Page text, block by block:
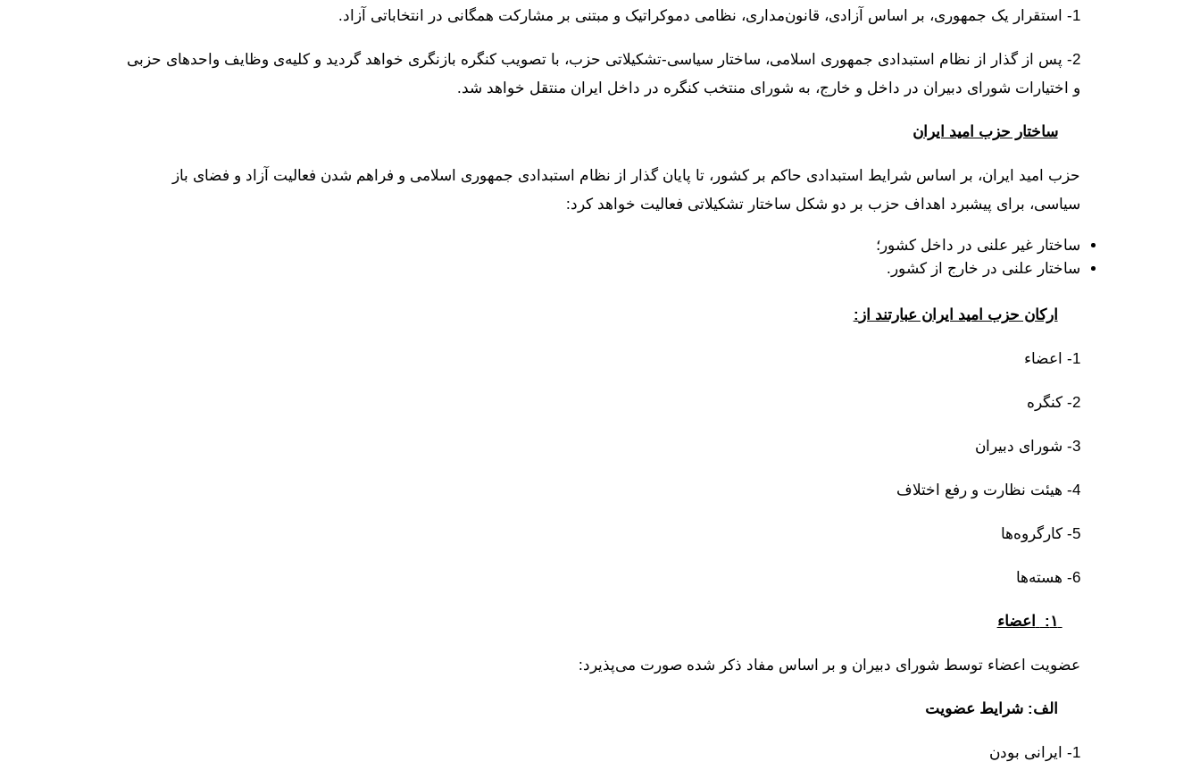
1- استقرار یک جمهوری، بر اساس آزادی، قانون‌مداری، نظامی دموکراتیک و مبتنی بر مشارکت همگانی در انتخاباتی آزاد.
2- پس از گذار از نظام استبدادی جمهوری اسلامی، ساختار سیاسی-تشکیلاتی حزب، با تصویب کنگره بازنگری خواهد گردید و کلیه‌ی وظایف واحدهای حزبی
و اختیارات شورای دبیران در داخل و خارج، به شورای منتخب کنگره در داخل ایران منتقل خواهد شد.
ساختار حزب امید ایران
حزب امید ایران، بر اساس شرایط استبدادی حاکم بر کشور، تا پایان گذار از نظام استبدادی جمهوری اسلامی و فراهم شدن فعالیت آزاد و فضای باز
سیاسی، برای پیشبرد اهداف حزب بر دو شکل ساختار تشکیلاتی فعالیت خواهد کرد:
ساختار غیر علنی در داخل کشور؛
ساختار علنی در خارج از کشور.
ارکان حزب امید ایران عبارتند از :
1- اعضاء
2- کنگره
3- شورای دبیران
4- هیئت نظارت و رفع اختلاف
5- کارگروه‌ها
6- هسته‌ها
: اعضاء
عضویت اعضاء توسط شورای دبیران و بر اساس مفاد ذکر شده صورت می‌پذیرد:
الف: شرایط عضویت
1- ایرانی بودن